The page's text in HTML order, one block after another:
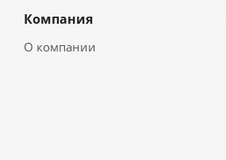
Компания
О компании